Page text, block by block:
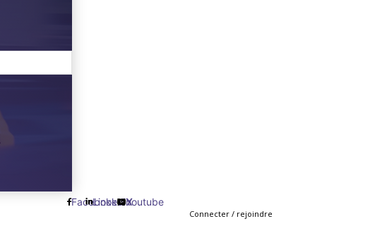
Facebook
Linkedin
X
Youtube
Connecter / rejoindre